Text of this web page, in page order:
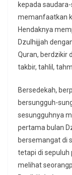
kepada
memanfaatkan
Hendaknya
Dzulhijjah
Quran, berdzikir
takbir, tahlil,
Bersedekah,
bersungguh-
sesungguhnya
pertama bulan
bersemangat di
tetapi di sepuluh
melihat